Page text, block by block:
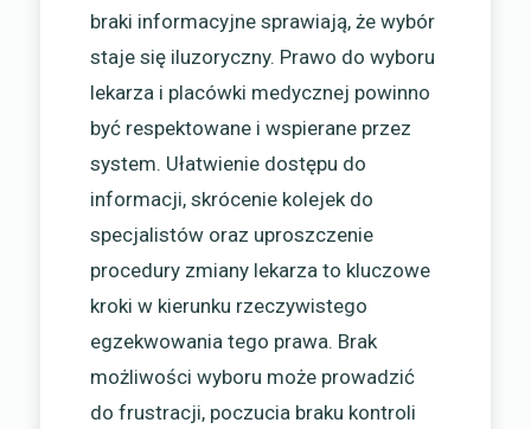
braki informacyjne sprawiają, że wybór
staje się iluzoryczny. Prawo do wyboru
lekarza i placówki medycznej powinno
być respektowane i wspierane przez
system. Ułatwienie dostępu do
informacji, skrócenie kolejek do
specjalistów oraz uproszczenie
procedury zmiany lekarza to kluczowe
kroki w kierunku rzeczywistego
egzekwowania tego prawa. Brak
możliwości wyboru może prowadzić
do frustracji, poczucia braku kontroli